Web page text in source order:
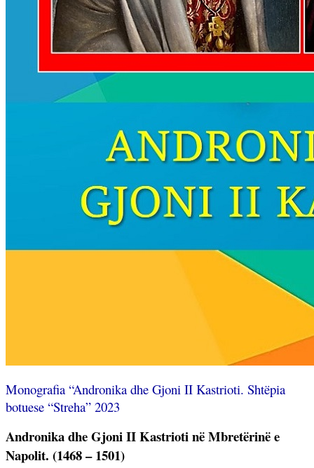
Monografia “Andronika dhe Gjoni II Kastrioti. Shtëpia
botuese “Streha” 2023
Andronika dhe Gjoni II Kastrioti në Mbretërinë e
Napolit. (1468 – 1501)